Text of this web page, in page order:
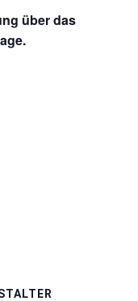
über das